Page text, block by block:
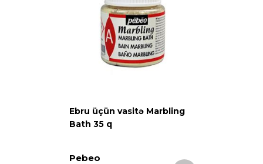
Ebru üçün vasitə Marbling
Bath 35 q
Pebeo